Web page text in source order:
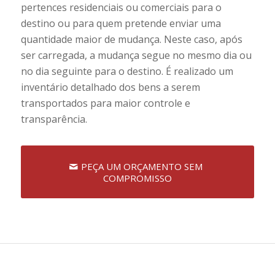
pertences residenciais ou comerciais para o
destino ou para quem pretende enviar uma
quantidade maior de mudança. Neste caso, após
ser carregada, a mudança segue no mesmo dia ou
no dia seguinte para o destino. É realizado um
inventário detalhado dos bens a serem
transportados para maior controle e
transparência.
PEÇA UM ORÇAMENTO SEM
COMPROMISSO